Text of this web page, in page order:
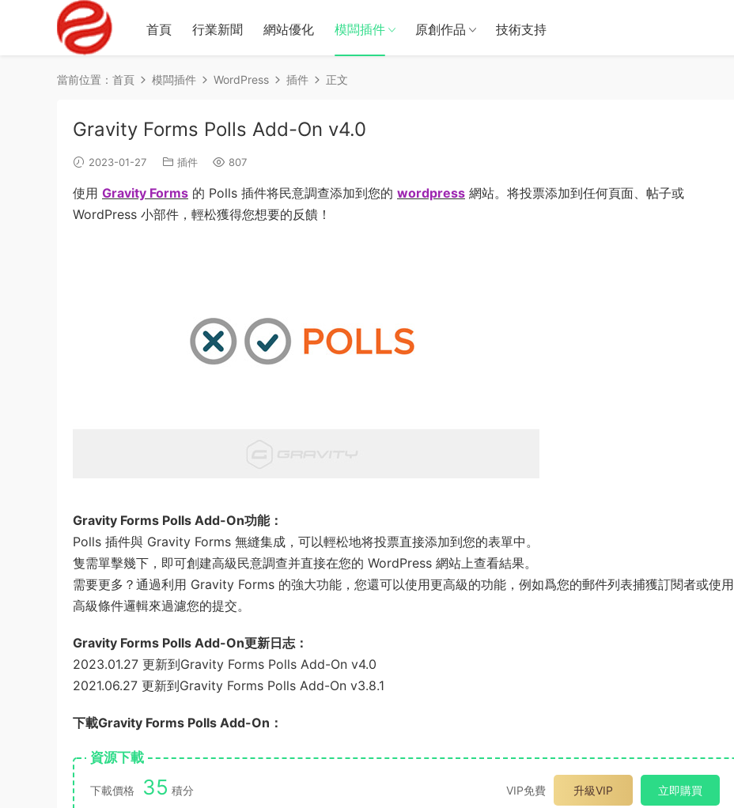
首頁 行業新聞 網站優化 模闆插件 原創作品 技術支持
當前位置： 首頁 模闆插件 WordPress 插件 正文
Gravity Forms Polls Add-On v4.0
2023-01-27 插件 807
使用 Gravity Forms 的 Polls 插件将民意調查添加到您的 wordpress 網站。将投票添加到任何頁面、帖子或
WordPress 小部件，輕松獲得您想要的反饋！
Gravity Forms Polls Add-On功能：
Polls 插件與 Gravity Forms 無縫集成，可以輕松地将投票直接添加到您的表單中。
隻需單擊幾下，即可創建高級民意調查并直接在您的 WordPress 網站上查看結果。
需要更多？通過利用 Gravity Forms 的強大功能，您還可以使用更高級的功能，例如爲您的郵件列表捕獲訂閱者或使用
高級條件邏輯來過濾您的提交。
Gravity Forms Polls Add-On更新日志：
2023.01.27 更新到Gravity Forms Polls Add-On v4.0
2021.06.27 更新到Gravity Forms Polls Add-On v3.8.1
下載Gravity Forms Polls Add-On：
資源下載
下載價格 35 積分 VIP免費 升級VIP 立即購買